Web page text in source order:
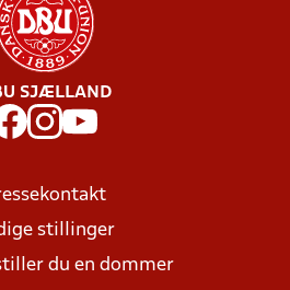
SJÆLLAND
stillinger
du en dommer